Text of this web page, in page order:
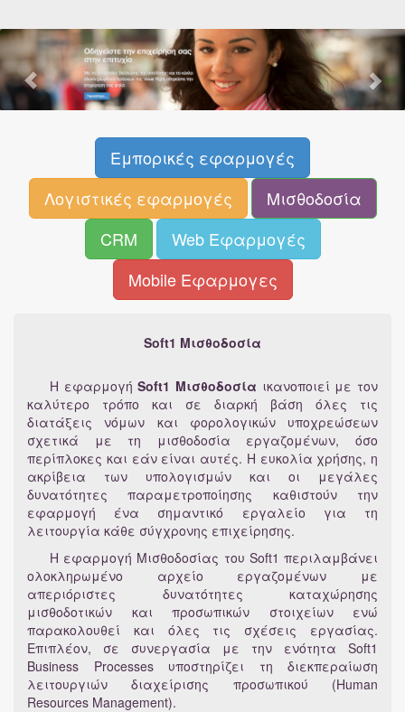
Εμπορικές εφαρμογές
Λογιστικές εφαρμογές
Μισθοδοσία
CRM
Web Εφαρμογές
Mobile Εφαρμογες
Soft1 Μισθοδοσία
H εφαρμογήSoft1 Μισθοδοσία ικανοποιεί με τον
καλύτερο τρόπο και σε διαρκή βάση όλες τις
διατάξεις νόμων και φορολογικών υποχρεώσεων
σχετικά με τη μισθοδοσία εργαζομένων, όσο
περίπλοκες και εάν είναι αυτές. Η ευκολία χρήσης, η
ακρίβεια των υπολογισμών και οι μεγάλες
δυνατότητες παραμετροποίησης καθιστούν την
εφαρμογή ένα σημαντικό εργαλείο για τη
λειτουργία κάθε σύγχρονης επιχείρησης.
Η εφαρμογή Μισθοδοσίας του Soft1 περιλαμβάνει
ολοκληρωμένο αρχείο εργαζομένων με
απεριόριστες δυνατότητες καταχώρησης
μισθοδοτικών και προσωπικών στοιχείων ενώ
παρακολουθεί και όλες τις σχέσεις εργασίας.
Επιπλέον, σε συνεργασία με την ενότητα Soft1
Business Processes υποστηρίζει τη διεκπεραίωση
λειτουργιών διαχείρισης προσωπικού (Human
Resources Management).